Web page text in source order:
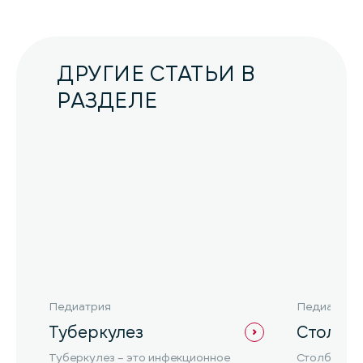
ДРУГИЕ СТАТЬИ В
РАЗДЕЛЕ
Педиатрия
Туберкулез
Туберкулез – это инфекционное
Педиатрия
Столбняк